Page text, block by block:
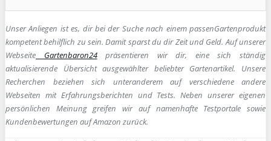
Unser Anliegen ist es, dir bei der Suche nach einem passenGartenprodukt
kompetent behilflich zu sein.Damit sparst du dir Zeit und Geld. Auf unserer
Webseite Gartenbaron24präsentieren wir dir, eine sich ständig
aktualisierende Übersicht ausgewählter beliebter Gartenartikel. Unsere
Recherchen beziehen sich unteranderem auf verschiedene andere
Webseiten mit Erfahrungsberichten und Tests. Neben unserer eigenen
persönlichen Meinung greifen wir auf namenhafte Testportale sowie
Kundenbewertungen auf Amazon zurück.